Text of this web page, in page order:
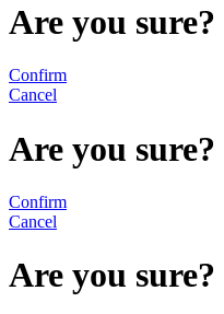
Are you sure?
Confirm
Cancel
Are you sure?
Confirm
Cancel
Are you sure?